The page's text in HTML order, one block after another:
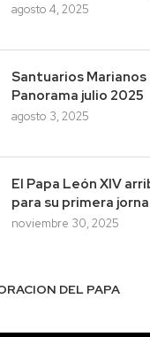
agosto 4, 2025
Santuarios Marianos
Panorama julio 2025
agosto 3, 2025
El Papa León XIV
para su primera
noviembre 30, 2025
DEL PAPA